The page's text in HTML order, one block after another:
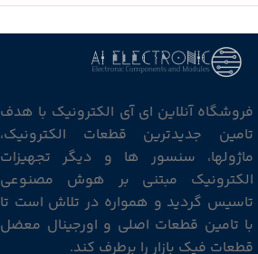
فروشگاه آنلاین ای آی الکترونیک با هدف
تامین جدیدترین قطعات الکترونیک،
ماژولها، سنسور ها و دیگر تجهیزات
الکترونیک مبتنی بر هوش مصنوعی
تاسیس گردید و همواره در تلاش است تا
با تامین قطعات اصلی و اورجینال معضل
قطعات فیک بازار را برطرف کند.